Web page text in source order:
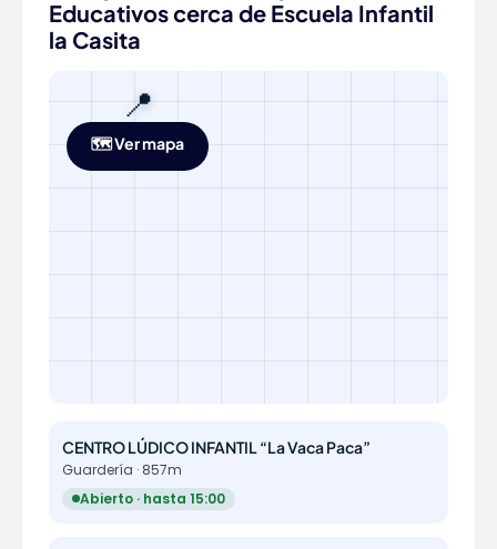
Educativos cerca de Escuela Infantil
la Casita
📍
🗺️ Ver mapa
CENTRO LÚDICO INFANTIL “La Vaca Paca”
Guardería · 857m
Abierto · hasta 15:00